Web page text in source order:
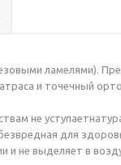
ламелями).
и точечный
не
для
и не выделяет в